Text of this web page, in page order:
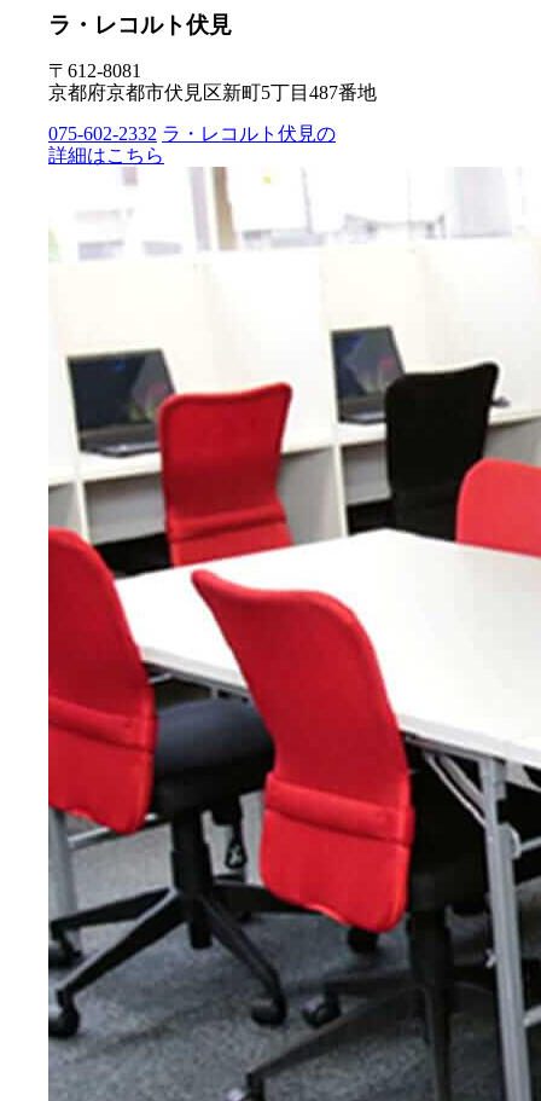
ラ・レコルト伏見
〒612-8081
京都府京都市伏見区新町5丁目487番地
075-602-2332 ラ・レコルト伏見の
詳細はこちら